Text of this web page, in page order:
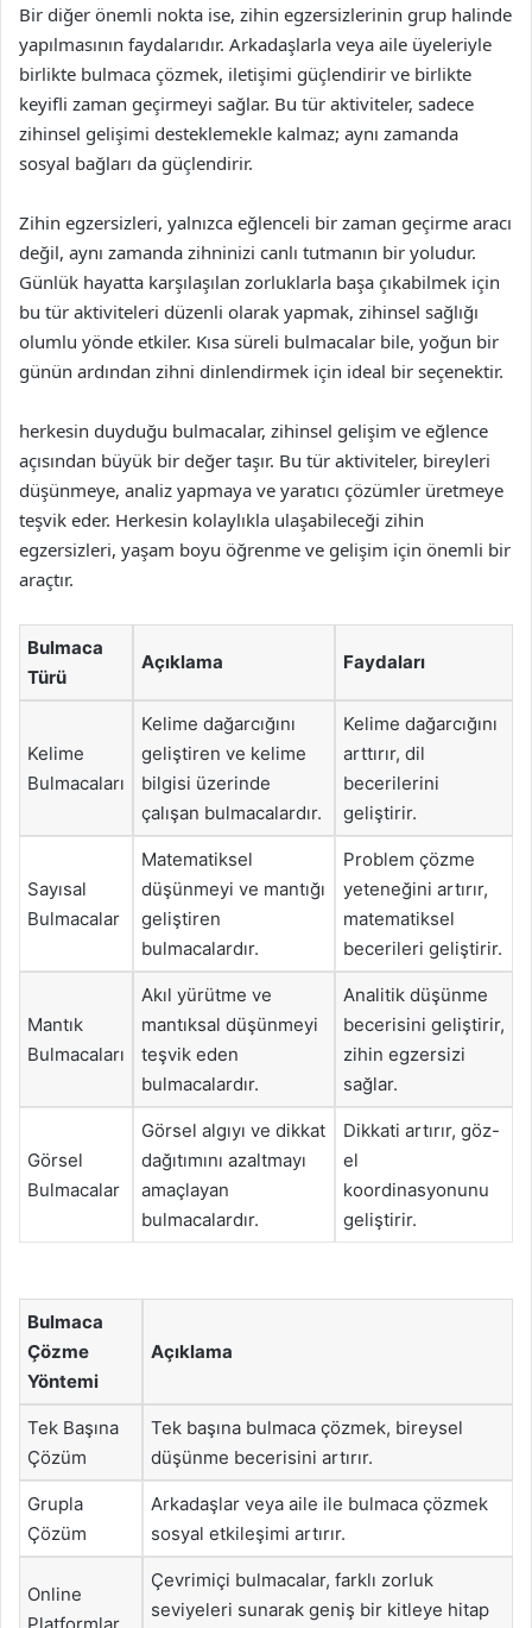
Bir diğer önemli nokta ise, zihin egzersizlerinin grup halinde
yapılmasının faydalarıdır. Arkadaşlarla veya aile üyeleriyle
birlikte bulmaca çözmek, iletişimi güçlendirir ve birlikte
keyifli zaman geçirmeyi sağlar. Bu tür aktiviteler, sadece
zihinsel gelişimi desteklemekle kalmaz; aynı zamanda
sosyal bağları da güçlendirir.
Zihin egzersizleri, yalnızca eğlenceli bir zaman geçirme aracı
değil, aynı zamanda zihninizi canlı tutmanın bir yoludur.
Günlük hayatta karşılaşılan zorluklarla başa çıkabilmek için
bu tür aktiviteleri düzenli olarak yapmak, zihinsel sağlığı
olumlu yönde etkiler. Kısa süreli bulmacalar bile, yoğun bir
günün ardından zihni dinlendirmek için ideal bir seçenektir.
herkesin duyduğu bulmacalar, zihinsel gelişim ve eğlence
açısından büyük bir değer taşır. Bu tür aktiviteler, bireyleri
düşünmeye, analiz yapmaya ve yaratıcı çözümler üretmeye
teşvik eder. Herkesin kolaylıkla ulaşabileceği zihin
egzersizleri, yaşam boyu öğrenme ve gelişim için önemli bir
araçtır.
Bulmaca
Türü
Açıklama Faydaları
Kelime
Bulmacaları
Kelime dağarcığını
geliştiren ve kelime
bilgisi üzerinde
çalışan bulmacalardır.
Kelime dağarcığını
arttırır, dil
becerilerini
geliştirir.
Sayısal
Bulmacalar
Matematiksel
düşünmeyi ve mantığı
geliştiren
bulmacalardır.
Problem çözme
yeteneğini artırır,
matematiksel
becerileri geliştirir.
Mantık
Bulmacaları
Akıl yürütme ve
mantıksal düşünmeyi
teşvik eden
bulmacalardır.
Analitik düşünme
becerisini geliştirir,
zihin egzersizi
sağlar.
Görsel
Bulmacalar
Görsel algıyı ve dikkat
dağıtımını azaltmayı
amaçlayan
bulmacalardır.
Dikkati artırır, göz-
el
koordinasyonunu
geliştirir.
Bulmaca
Çözme
Yöntemi
Açıklama
Tek Başına
Çözüm
Tek başına bulmaca çözmek, bireysel
düşünme becerisini artırır.
Grupla
Çözüm
Arkadaşlar veya aile ile bulmaca çözmek
sosyal etkileşimi artırır.
Online
Çevrimiçi bulmacalar, farklı zorluk
seviyeleri sunarak geniş bir kitleye hitap